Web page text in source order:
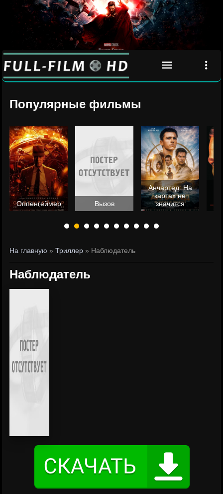
Популярные фильмы
Оппенгеймер Вызов
Анчартед: На
картах не
значится
На главную »Триллер » Наблюдатель
Наблюдатель